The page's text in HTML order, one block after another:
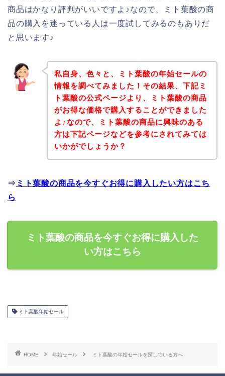
商品はかなり評判がいいですよ♪なので、ミト葉酸の商
品の購入を迷っている人は一度試してみるのもありだ
と思います♪
私自身、色々と、ミト葉酸の年始セールの
情報を調べてみました！その結果、下記ミ
ト葉酸の公式ページより、ミト葉酸の商品
がお得な価格で購入することができました
よ♪なので、ミト葉酸の商品に興味のある
方は下記ページなどを参考にされてみては
いかがでしょうか？
⇒ ミト葉酸の商品を今すぐお得に購入したい方はこち
ら
ミト葉酸の商品を今すぐお得に購入した
い方はこちら
ミト葉酸年始セール
HOME 年始セール ミト葉酸の年始セールを探している方へ